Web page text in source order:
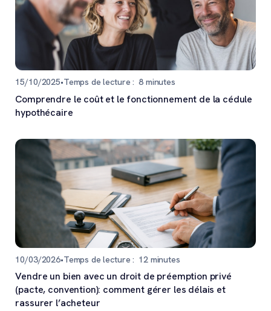
15/10/2025•Temps de lecture : 8minutes
Comprendre le coût et le fonctionnement de la cédule
hypothécaire
10/03/2026•Temps de lecture : 12minutes
Vendre un bien avec un droit de préemption privé
(pacte, convention): comment gérer les délais et
rassurer l’acheteur